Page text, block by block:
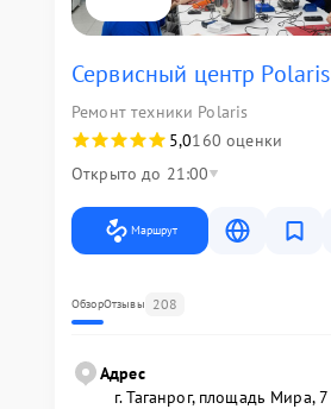
Сервисный центр Polaris
Ремонт техники Polaris
5,0160 оценки
Открыто до 21:00
Маршрут
ОбзорОтзывы 208
Адрес
г. Таганрог, площадь Мира, 7